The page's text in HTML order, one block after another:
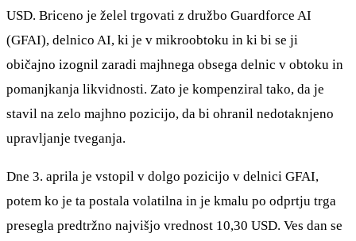
USD. Briceno je želel trgovati z družbo Guardforce AI
(GFAI), delnico AI, ki je v mikroobtoku in ki bi se ji
običajno izognil zaradi majhnega obsega delnic v obtoku in
pomanjkanja likvidnosti. Zato je kompenziral tako, da je
stavil na zelo majhno pozicijo, da bi ohranil nedotaknjeno
upravljanje tveganja.
Dne 3. aprila je vstopil v dolgo pozicijo v delnici GFAI,
potem ko je ta postala volatilna in je kmalu po odprtju trga
presegla predtržno najvišjo vrednost 10,30 USD. Ves dan se